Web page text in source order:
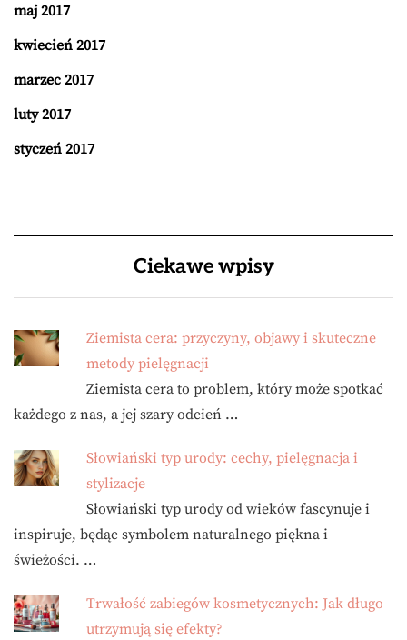
maj 2017
kwiecień 2017
marzec 2017
luty 2017
styczeń 2017
Ciekawe wpisy
Ziemista cera: przyczyny, objawy i skuteczne
metody pielęgnacji
Ziemista cera to problem, który może spotkać
każdego z nas, a jej szary odcień …
Słowiański typ urody: cechy, pielęgnacja i
stylizacje
Słowiański typ urody od wieków fascynuje i
inspiruje, będąc symbolem naturalnego piękna i
świeżości. …
Trwałość zabiegów kosmetycznych: Jak długo
utrzymują się efekty?